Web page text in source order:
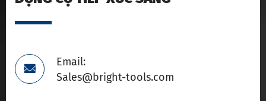

Email:
Sales@bright-tools.com